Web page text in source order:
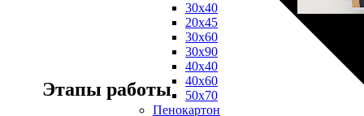
30х40
20х45
30х60
30х90
40х40
40х60
50х70
Пенокартон
Этапы работы